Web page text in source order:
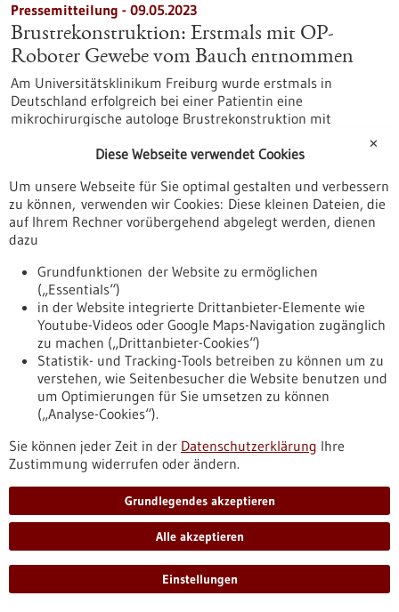
Pressemitteilung - 09.05.2023
Brustrekonstruktion: Erstmals mit OP-
Roboter Gewebe vom Bauch entnommen
Am Universitätsklinikum Freiburg wurde erstmals in
Deutschland erfolgreich bei einer Patientin eine
mikrochirurgische autologe Brustrekonstruktion mit
durchgeführt. Von dieser robotisch-assistierten
bislang ein hohes Risiko bestand, dass durch die Entnahme
von Eigengewebe aus dem Bauchraum langfristige Schäden
an der Bauchwand…
https://www.gesundheitsindustrie-
op-roboter-gewebe-vom-bauch-entnommen
Pressemitteilung - 08.05.2023
Störungen der Embryonalentwicklung
automatisiert erkennen
Forschende der Universität Konstanz veröffentlichen eine
Bildanalyse-Software, die Störungen der
Embryonalentwicklung von Tieren selbständig erkennt und
klassifiziert. Dank künstlicher Intelligenz übertrifft
Genauigkeit und Empfindlichkeit.
https://www.gesundheitsindustrie-
bw.de/fachbeitrag/pm/stoerungen-der-
embryonalentwicklung-automatisiert-erkennen
✕
Diese Webseite verwendet Cookies
Um unsere Webseite für Sie optimal gestalten und verbessern
zu können, verwenden wir Cookies: Diese kleinen Dateien, die
auf Ihrem Rechner vorübergehend abgelegt werden, dienen
dazu
Grundfunktionen der Website zu ermöglichen
(„Essentials“)
in der Website integrierte Drittanbieter-Elemente wie
Youtube-Videos oder Google Maps-Navigation zugänglich
zu machen („Drittanbieter-Cookies“)
Statistik- und Tracking-Tools betreiben zu können um zu
verstehen, wie Seitenbesucher die Website benutzen und
um Optimierungen für Sie umsetzen zu können
(„Analyse-Cookies“).
Sie können jeder Zeit in der Datenschutzerklärung Ihre
Zustimmung widerrufen oder ändern.
Grundlegendes akzeptieren
Alle akzeptieren
Einstellungen